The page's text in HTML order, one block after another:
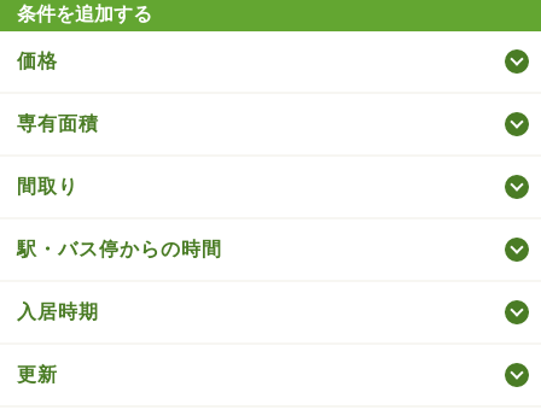
条件を追加する
価格
専有面積
間取り
駅・バス停からの時間
入居時期
更新